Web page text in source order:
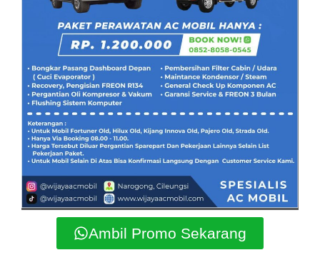
Ambil Promo Sekarang